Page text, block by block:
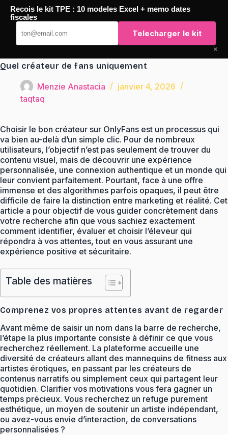
Passer
contenu
TaqTaq
Quel créateur de fans uniquement
Menzie Anastacia
janvier 4, 2026
taqtaq
Choisir le bon créateur sur OnlyFans est un processus qui
va bien au-delà d’un simple clic. Pour de nombreux
utilisateurs, l’objectif n’est pas seulement de trouver du
contenu visuel, mais de découvrir une expérience
personnalisée, une connexion authentique et un monde qui
leur convient parfaitement. Pourtant, face à une offre
immense et des algorithmes parfois opaques, il peut être
difficile de faire la distinction entre marketing et réalité. Cet
article a pour objectif de vous guider concrètement dans
votre recherche afin que vous sachiez exactement
comment identifier, évaluer et choisir l’éleveur qui
répondra à vos attentes, tout en vous assurant une
expérience positive et sécuritaire.
Table des matières
Comprenez vos propres attentes avant de regarder
Avant même de saisir un nom dans la barre de recherche,
l’étape la plus importante consiste à définir ce que vous
recherchez réellement. La plateforme accueille une
diversité de créateurs allant des mannequins de fitness aux
artistes érotiques, en passant par les créateurs de
contenus narratifs ou simplement ceux qui partagent leur
quotidien. Clarifier vos motivations vous fera gagner un
temps précieux. Vous recherchez un refuge purement
esthétique, un moyen de soutenir un artiste indépendant,
ou avez-vous envie d’interaction, de conversations
personnalisées ?
Recois le kit TPE : 10 modeles Excel + memo dates
fiscales
Telecharger le kit
×